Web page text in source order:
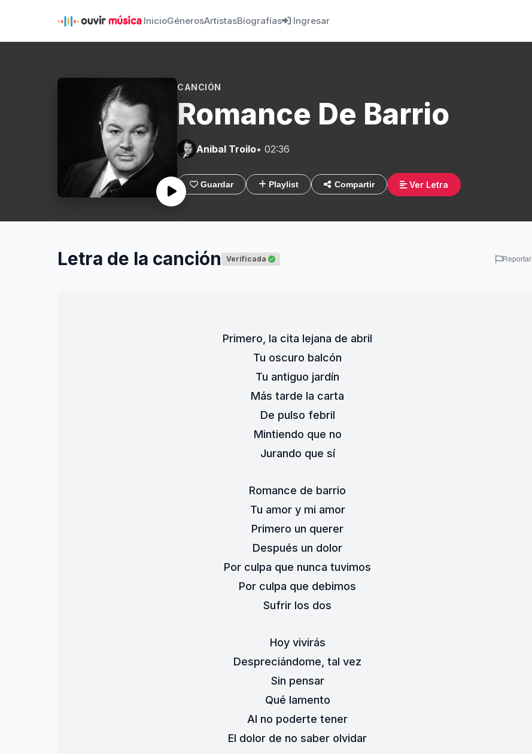
InicioGénerosArtistasBiografías Ingresar
CANCIÓN
Romance De Barrio
Anibal Troilo• 02:36
Guardar Playlist Compartir Ver Letra
Letra de la canción Verificada Reportar
Primero, la cita lejana de abril
Tu oscuro balcón
Tu antiguo jardín
Más tarde la carta
De pulso febril
Mintiendo que no
Jurando que sí
Romance de barrio
Tu amor y mi amor
Primero un querer
Después un dolor
Por culpa que nunca tuvimos
Por culpa que debimos
Sufrir los dos
Hoy vivirás
Despreciándome, tal vez
Sin pensar
Qué lamento
Al no poderte tener
El dolor de no saber olvidar